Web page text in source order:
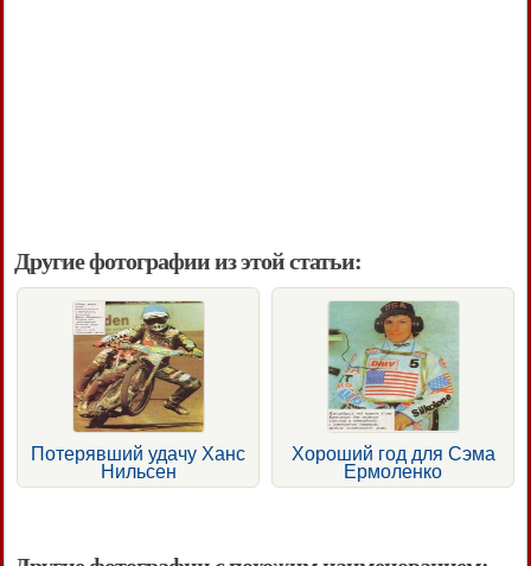
Другие фотографии из этой статьи:
Потерявший удачу Ханс
Нильсен
Хороший год для Сэма
Ермоленко